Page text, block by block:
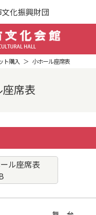
化振興財団
ト購入 小ホール座席表
席表
ル座席表